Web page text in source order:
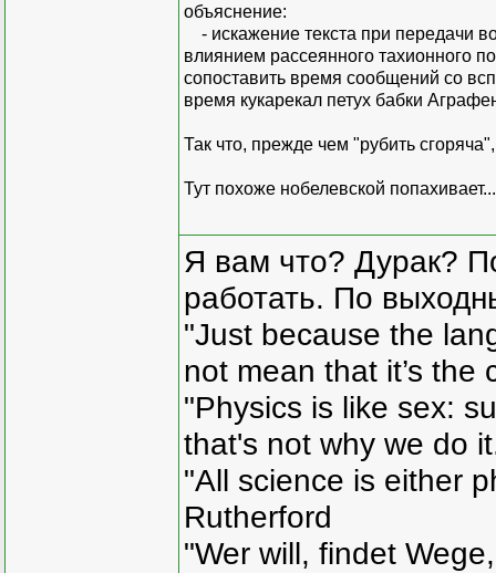
объяснение:
- искажение текста при передачи
влиянием рассеянного тахионного
сопоставить время сообщений со
время кукарекал петух бабки
Так что, прежде чем "рубить
Тут похоже нобелевской
Я вам что? Дурак?
работать. По
"Just because the
not mean that it’s the
"Physics is like sex:
that's not why we do
"All science is either
Rutherford
"Wer will, findet